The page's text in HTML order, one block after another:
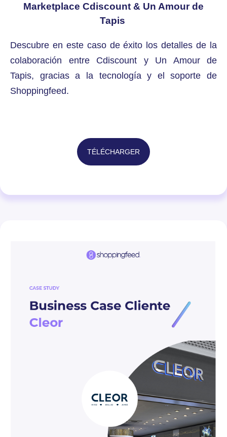
Marketplace Cdiscount & Un Amour de
Tapis
Descubre en este caso de éxito los detalles de la
colaboración entre Cdiscount y Un Amour de
Tapis, gracias a la tecnología y el soporte de
Shoppingfeed.
TÉLÉCHARGER